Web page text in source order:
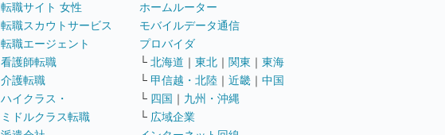
転職サイト 女性
転職スカウトサービス
転職エージェント
看護師転職
介護転職
ハイクラス・
ミドルクラス転職
ホームルーター
モバイルデータ通信
プロバイダ
└ 北海道 ｜ 東北 ｜ 関東 ｜ 東海
└ 甲信越・北陸 ｜ 近畿 ｜ 中国
└ 四国 ｜ 九州・沖縄
└ 広域企業